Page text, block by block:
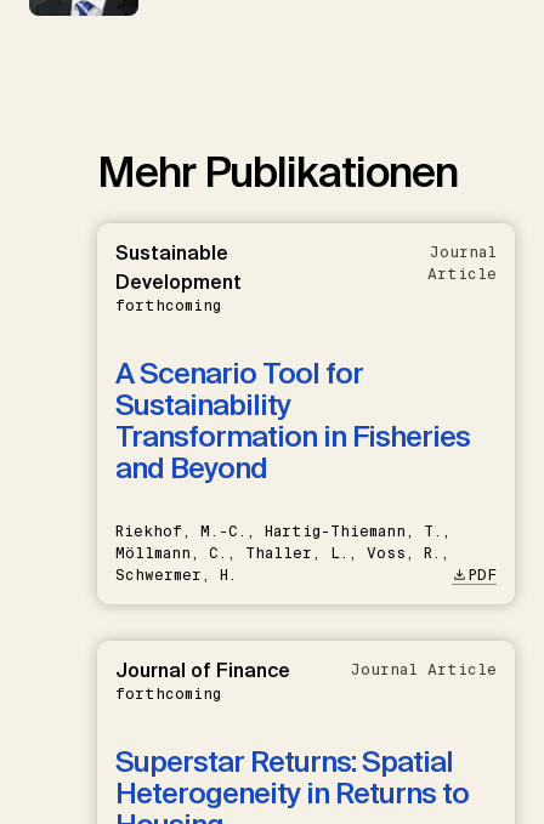
Mehr Publikationen
Sustainable
Development
forthcoming
Journal
Article
A Scenario Tool for
Sustainability
Transformation in Fisheries
and Beyond
Riekhof, M.-C., Hartig-Thiemann, T.,
Möllmann, C., Thaller, L., Voss, R.,
Schwermer, H.
PDF
Journal of Finance
forthcoming
Journal Article
Superstar Returns: Spatial
Heterogeneity in Returns to